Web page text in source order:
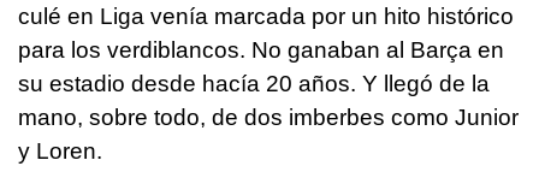
culé en Liga venía marcada por un hito histórico
para los verdiblancos. No ganaban al Barça en
su estadio desde hacía 20 años. Y llegó de la
mano, sobre todo, de dos imberbes como Junior
y Loren.